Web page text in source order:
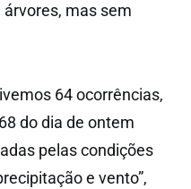
mas sem
64 ocorrências,
do dia de ontem
pelas condições
e vento”,